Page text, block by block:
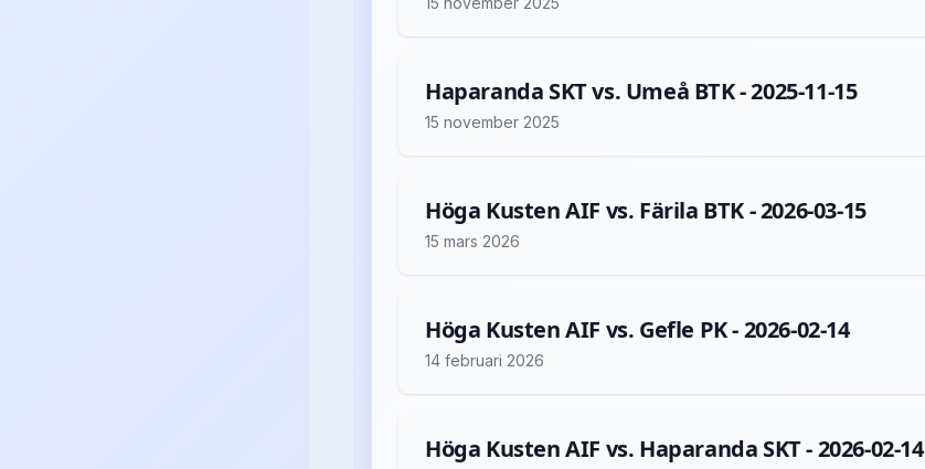
Haparanda SKT vs. Umeå BTK - 2025-11-15
15 november 2025
Höga Kusten AIF vs. Färila BTK - 2026-03-15
15 mars 2026
Höga Kusten AIF vs. Gefle PK - 2026-02-14
14 februari 2026
Höga Kusten AIF vs. Haparanda SKT - 2026-02-14